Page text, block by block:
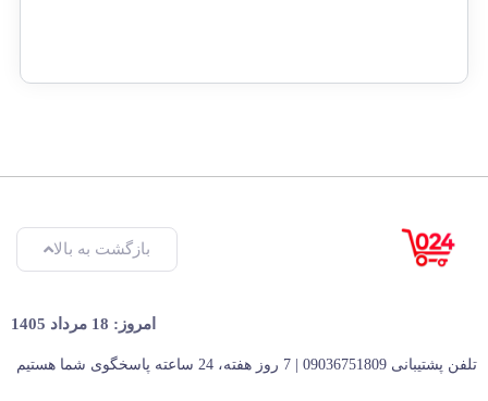
بازگشت به بالا
امروز: 18 مرداد 1405
تلفن پشتیبانی 09036751809 | 7 روز هفته، 24 ساعته پاسخگوی شما هستیم